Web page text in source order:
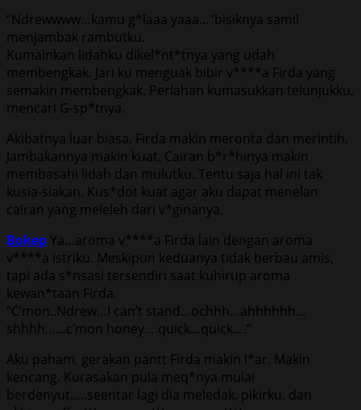
“Ndrewwww…kamu g*laaa yaaa…”bisiknya samil
menjambak rambutku.
Kumainkan lidahku dikel*nt*tnya yang udah
membengkak. Jari ku menguak bibir v****a Firda yang
semakin membengkak. Perlahan kumasukkan telunjukku,
mencari G-sp*tnya.
Akibatnya luar biasa. Firda makin meronta dan merintih.
Jambakannya makin kuat. Cairan b*r*hinya makin
membasahi lidah dan mulutku. Tentu saja hal ini tak
kusia-siakan. Kus*dot kuat agar aku dapat menelan
cairan yang meleleh dari v*ginanya.
Bokep Ya…aroma v****a Firda lain dengan aroma
v****a istriku. Meskipun keduanya tidak berbau amis,
tapi ada s*nsasi tersendiri saat kuhirup aroma
kewan*taan Firda.
“C’mon..Ndrew…I can’t stand…ochhh…ahhhhhh…
shhhh……c’mon honey….quick…quick….”
Aku paham, gerakan pantt Firda makin l*ar. Makin
kencang. Kurasakan pula meq*nya mulai
berdenyut…..seentar lagi dia meledak, pikirku. dan